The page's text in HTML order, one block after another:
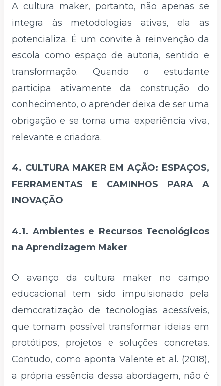
A cultura maker, portanto, não apenas se
integra às metodologias ativas, ela as
potencializa. É um convite à reinvenção da
escola como espaço de autoria, sentido e
transformação. Quando o estudante
participa ativamente da construção do
conhecimento, o aprender deixa de ser uma
obrigação e se torna uma experiência viva,
relevante e criadora.
4. CULTURA MAKER EM AÇÃO: ESPAÇOS,
FERRAMENTAS E CAMINHOS PARA A
INOVAÇÃO
4.1. Ambientes e Recursos Tecnológicos
na Aprendizagem Maker
O avanço da cultura maker no campo
educacional tem sido impulsionado pela
democratização de tecnologias acessíveis,
que tornam possível transformar ideias em
protótipos, projetos e soluções concretas.
Contudo, como aponta Valente et al. (2018),
a própria essência dessa abordagem, não é